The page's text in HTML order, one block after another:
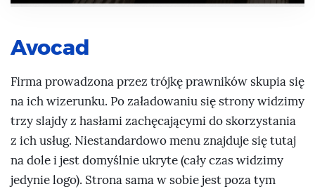
Avocad
Firma prowadzona przez trójkę prawników skupia się
na ich wizerunku. Po załadowaniu się strony widzimy
trzy slajdy z hasłami zachęcającymi do skorzystania
z ich usług. Niestandardowo menu znajduje się tutaj
na dole i jest domyślnie ukryte (cały czas widzimy
jedynie logo). Strona sama w sobie jest poza tym